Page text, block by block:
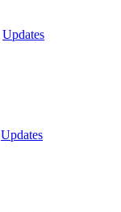
Updates
Updates